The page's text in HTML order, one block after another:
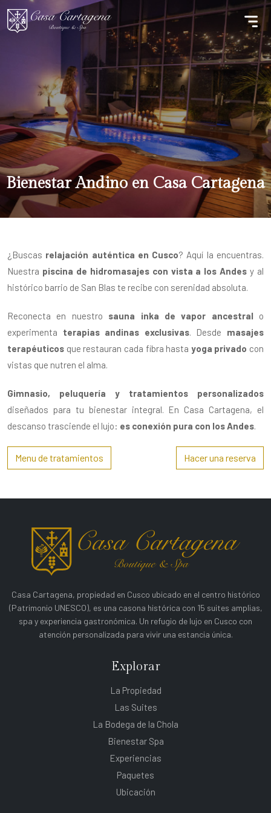
Bienestar Andino en Casa Cartagena
¿Buscas relajación auténtica en Cusco? Aquí la encuentras.
Nuestra piscina de hidromasajes con vista a los Andes y al
histórico barrio de San Blas te recibe con serenidad absoluta.
Reconecta en nuestro sauna inka de vapor ancestral o
experimenta terapias andinas exclusivas. Desde masajes
terapéuticos que restauran cada fibra hasta yoga privado con
vistas que nutren el alma.
Gimnasio, peluquería y tratamientos personalizados
diseñados para tu bienestar integral. En Casa Cartagena, el
descanso trasciende el lujo: es conexión pura con los Andes.
Menu de tratamientos Hacer una reserva
Casa Cartagena, propiedad en Cusco ubicado en el centro histórico
(Patrimonio UNESCO), es una casona histórica con 15 suites amplias,
spa y experiencia gastronómica. Un refugio de lujo en Cusco con
atención personalizada para vivir una estancia única.
Explorar
La Propiedad
Las Suites
La Bodega de la Chola
Bienestar Spa
Experiencias
Paquetes
Ubicación